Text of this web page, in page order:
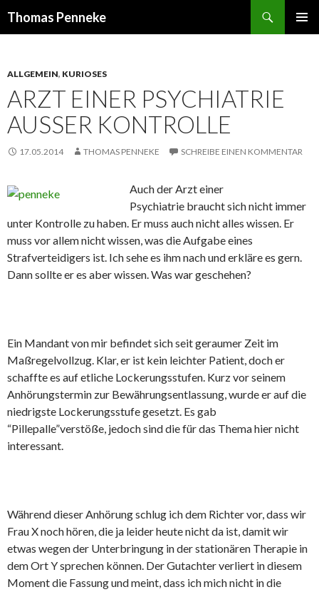
Thomas Penneke
ALLGEMEIN, KURIOSES
ARZT EINER PSYCHIATRIE
AUSSER KONTROLLE
17.05.2014 THOMAS PENNEKE SCHREIBE EINEN KOMMENTAR
Auch der Arzt einer
Psychiatrie braucht sich nicht immer
unter Kontrolle zu haben. Er muss auch nicht alles wissen. Er
muss vor allem nicht wissen, was die Aufgabe eines
Strafverteidigers ist. Ich sehe es ihm nach und erkläre es gern.
Dann sollte er es aber wissen. Was war geschehen?
Ein Mandant von mir befindet sich seit geraumer Zeit im
Maßregelvollzug. Klar, er ist kein leichter Patient, doch er
schaffte es auf etliche Lockerungsstufen. Kurz vor seinem
Anhörungstermin zur Bewährungsentlassung, wurde er auf die
niedrigste Lockerungsstufe gesetzt. Es gab
“Pillepalle”verstöße, jedoch sind die für das Thema hier nicht
interessant.
Während dieser Anhörung schlug ich dem Richter vor, dass wir
Frau X noch hören, die ja leider heute nicht da ist, damit wir
etwas wegen der Unterbringung in der stationären Therapie in
dem Ort Y sprechen können. Der Gutachter verliert in diesem
Moment die Fassung und meint, dass ich mich nicht in die